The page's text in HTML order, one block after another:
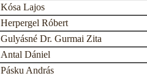
Kósa Lajos
Herpergel Róbert
Gulyásné Dr. Gurmai Zita
Antal Dániel
Pásku András